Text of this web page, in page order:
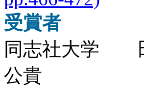
受賞者
同志社大学 田
公貴